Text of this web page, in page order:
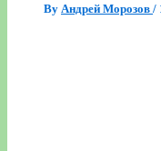
By Андрей Морозов /